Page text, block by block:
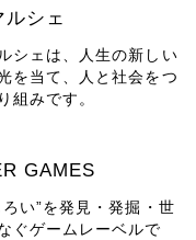
シェ
シェは、人生の新しい
を当て、人と社会をつ
組みです。
GAMES
ろい”を発見・発掘・世
ぐゲームレーベルで